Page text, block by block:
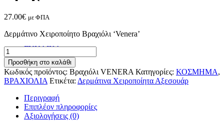
ΓΥΝΑΙΚΑ
27.00€ με ΦΠΑ
Δερμάτινο Χειροποίητο Βραχιόλι ‘Venera’
Δερμάτινo
Χειροποίητo
Βραχιόλι
'VENERA'
ποσότητα
Προσθήκη στο καλάθι
Κωδικός προϊόντος: Βραχιόλι VENERA Κατηγορίες: ΚΟΣΜΗΜΑ,
ΒΡΑΧΙΟΛΙΑ Ετικέτα: Δερμάτινα Χειροποίητα Αξεσουάρ
Περιγραφή
Επιπλέον πληροφορίες
Αξιολογήσεις (0)